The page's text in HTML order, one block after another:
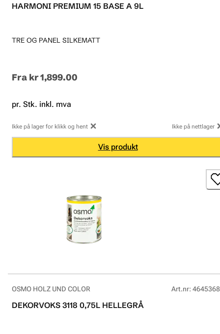
HARMONI PREMIUM 15 BASE A 9L
TRE OG PANEL SILKEMATT
Fra kr 1,899.00
pr. Stk. inkl. mva
Ikke på lager for klikk og hent Ikke på nettlager
Vis produkt
OSMO HOLZ UND COLOR Art.nr:
DEKORVOKS 3118 0,75L HELLEGRÅ